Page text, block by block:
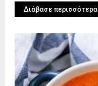
Διάβασε περισσότερα